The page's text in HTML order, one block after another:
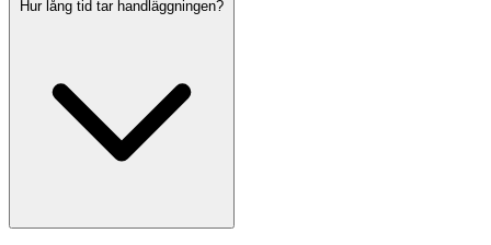
Hur lång tid tar handläggningen?